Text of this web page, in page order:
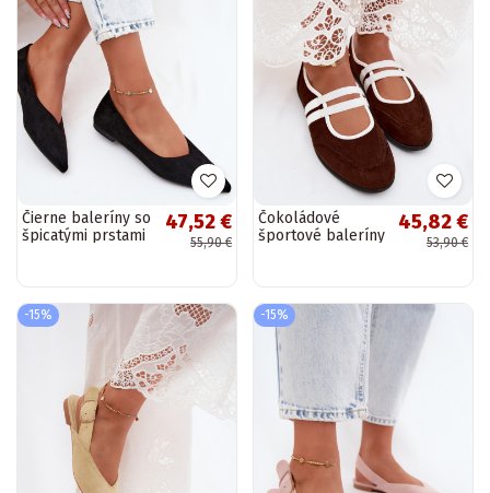
Čierne baleríny so
špicatými prstami
47,52 €
55,90 €
Čokoládové
športové baleríny
45,82 €
53,90 €
-15% -15%